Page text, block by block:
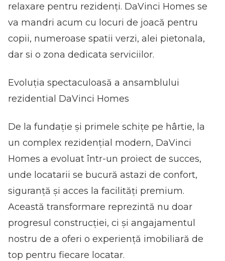
relaxare pentru rezidenți. DaVinci Homes se
va mandri acum cu locuri de joacă pentru
copii, numeroase spatii verzi, alei pietonala,
dar si o zona dedicata serviciilor.
Evoluția spectaculoasă a ansamblului
rezidential DaVinci Homes
De la fundație și primele schițe pe hârtie, la
un complex rezidențial modern, DaVinci
Homes a evoluat într-un proiect de succes,
unde locatarii se bucură astazi de confort,
siguranță și acces la facilități premium.
Această transformare reprezintă nu doar
progresul construcției, ci și angajamentul
nostru de a oferi o experiență imobiliară de
top pentru fiecare locatar.